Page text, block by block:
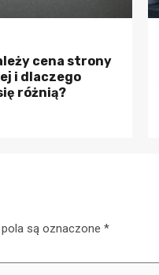
cena strony
i dlaczego
różnią?
są oznaczone *